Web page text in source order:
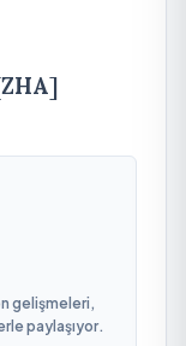
ZHA]
gelişmeleri,
paylaşıyor.